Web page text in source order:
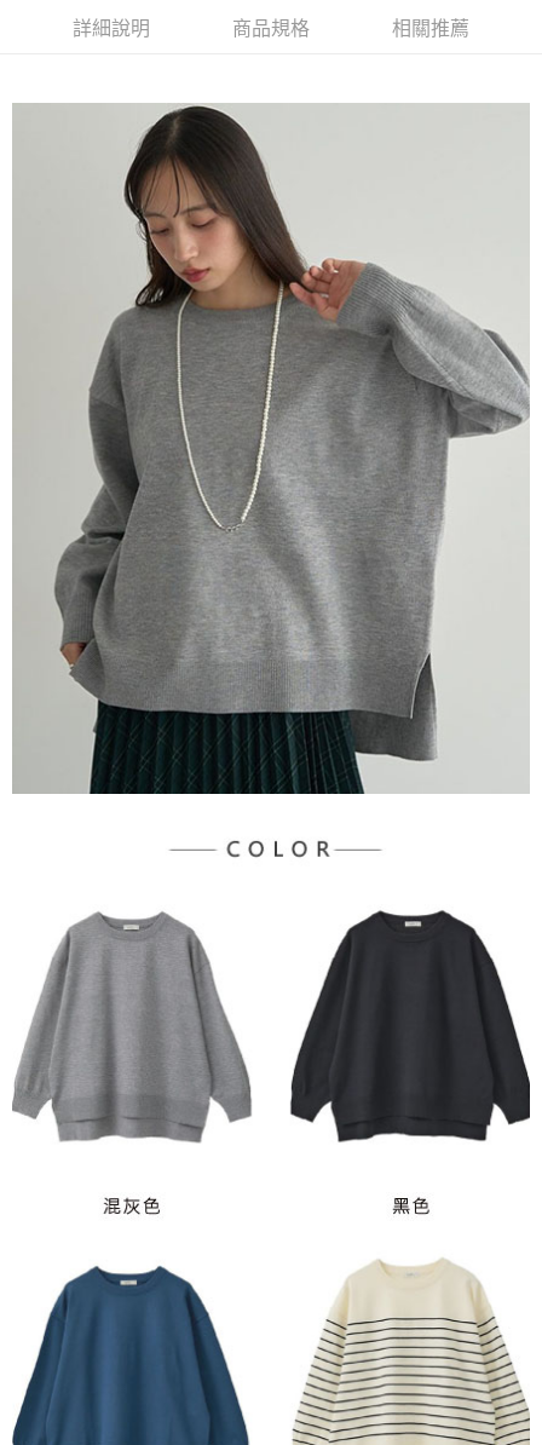
流程，驗證手機門號後，選擇欲分期的期數、繳款截止日，確認付款後即完
消。如遇「轉專審核」未通過狀況，表示未達大哥付你分期系統評分，恕無
法說明評估內容。
【繳款方式說明】
1.分期款項不併入電信帳單，「大哥付你分期」於每月結算日後寄送繳費提
2.透過簡訊連結打開帳單後，可選擇「超商條碼／台灣大直營門市／銀行轉
帳／街口支付／iPASS MONEY」等通路繳費。
1.本服務係由「台灣大哥大股份有限公司」（以下簡稱本公司）所提供，讓
用戶於交易時，得透過本服務購買商品或服務，並由商店將買賣／分期付款
買賣價金債權讓與本公司後，依約使用本公司帳單繳交帳款。
2.基於同意付款使用「大哥付你分期」之契約關係目的，商店將以您的個人
資料（包含姓名、電話或地址）提供予台灣大哥大進項蒐集、處理及利用，
由本公司與您本人進行分期帳單所需資料之確認、核對及更正。
3.完整用戶服務條款，請詳閱以下連結： https://oppay.tw/userRule
【關於「AFTEE先享後付」】
１．簡單：不需註冊會員、不需綁卡、不需儲值。
２．便利：只要手機號碼，簡訊認證，即可結帳。
３．安心：先確認商品／服務後，再付款。
【「AFTEE先享後付」結帳流程】
１．於結帳方式選擇「AFTEE先享後付」後，將跳轉至「AFTEE先享後付」
結帳頁面，進行簡訊認證並確認金額後，即可完成結帳。
２．訂單成立數日內，您將收到繳費通知簡訊。
３．收到繳費通知簡訊後14天內，點擊此簡訊中的連結，可透過四大超商／
ATM／網路銀行／等多元方式進行付款，方視為交易完成。
※ 請注意：結帳手續完成當下不需立刻繳費，但若您需要取消訂單，請聯絡
購買商品的店家。未經商家同意取消之訂單仍視為有效，需透過AFTEE先享
後付繳納相關費用。
※ 交易是否成功請以「AFTEE先享後付 」之結帳頁面顯示為準，若有關於
是否繳費成功／繳費後需取消欲退款等相關疑問，請聯繫「AFTEE先享後付
客戶支援中心」
https://netprotections.freshdesk.com/support/home
【注意事項】
１．透過由恩沛科技股份有限公司提供之「AFTEE先享後付」服務完成之交
易，需依本服務之必要範圍內提供個人資料，並將交易相關給付款項請求債
權轉讓予恩沛科技股份有限公司。
２．關於個人資料處理事宜，請瀏覽以下網址：
https://aftee.tw/terms/#terms3
３．未成年的使用者請事先徵得法定代理人或監護人之同意方可使用
「AFTEE先享後付」，若未經同意申辦者引起之損失，本公司不負相關責
４．使用「AFTEE先享後付」時，將依據個別帳號之用戶狀況，依本公司即
時審查核予不同之上限額度；若仍有額度不足之情形，本公司將視審查結果
請求用戶進行身份認證。
５．嚴禁一人註冊多個帳號或使用他人資訊註冊。若發現惡意使用之情形，
恩沛科技股份有限公司將有權停止該用戶之使用額度並採取法律行動。
每筆NT$60，滿NT$388(含以上)免運費
每筆NT$60，滿NT$388(含以上)免運費
萊爾富取貨付款
每筆NT$60，滿NT$888(含以上)免運費
萊爾富純取貨
每筆NT$60，滿NT$888(含以上)免運費
7-11取貨付款
每筆NT$60，滿NT$888(含以上)免運費
7-11純取貨
每筆NT$60，滿NT$888(含以上)免運費
每筆NT$90，滿NT$888(含以上)免運費
詳細說明 商品規格 相關推薦